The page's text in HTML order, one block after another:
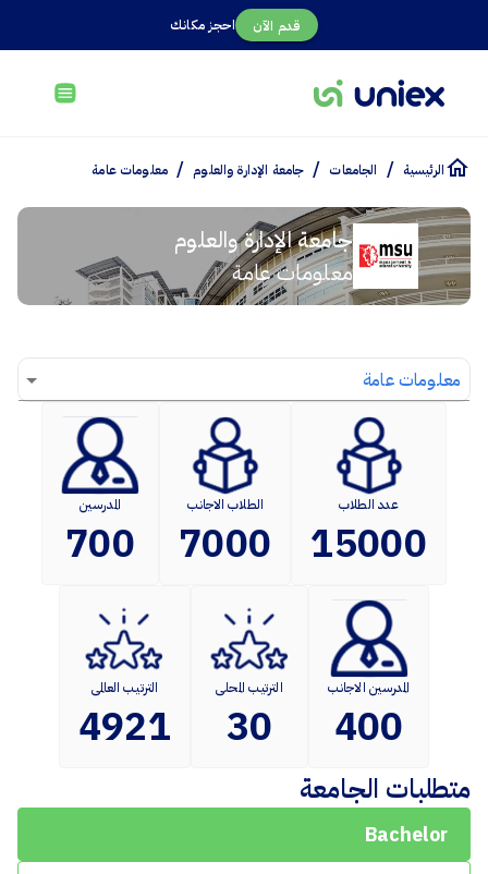
احجز مكانك قدم الآن
الرئيسية / الجامعات / جامعة الإدارة والعلوم / معلومات عامة
جامعة الإدارة والعلوم
معلومات عامة
معلومات عامة
عدد الطلاب
15000
الطلاب الاجانب
7000
المدرسين
700
المدرسين الاجانب
400
الترتيب المحلى
30
الترتيب العالمى
4921
متطلبات الجامعة
Bachelor